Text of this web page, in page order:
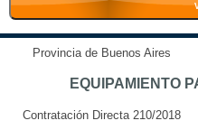
Provincia de Buenos Aires
EQUIPAMIENTO
Contratación Directa 210/2018